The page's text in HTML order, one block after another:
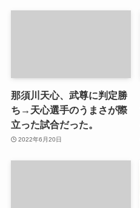
那須川天心、武尊に判定勝
ち→天心選手のうまさが際
立った試合だった。
2022年6月20日